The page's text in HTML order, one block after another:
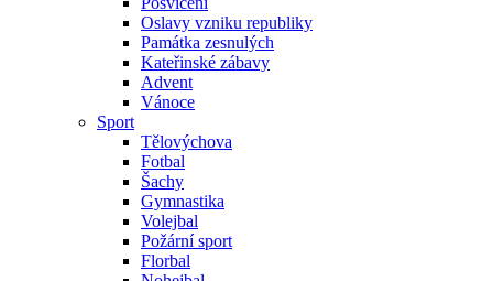
Oslavy vzniku republiky
Památka zesnulých
Kateřinské zábavy
Advent
Vánoce
Sport
Tělovýchova
Fotbal
Šachy
Gymnastika
Volejbal
Požární sport
Florbal